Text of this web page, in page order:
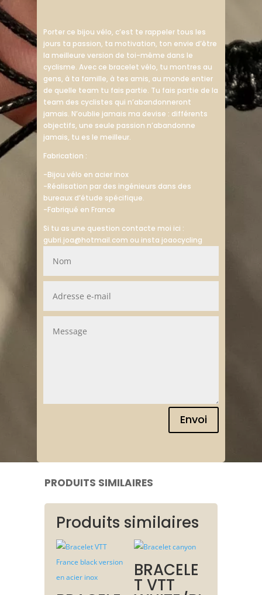
Porter ce bijou vélo, c’est te rappeler tous les
jours ta passion, ta motivation, ton envie d’être
la meilleure version de toi-même dans le
cyclisme. Avec ce bracelet vélo, tu montres au
gens, à ta famille, à tes amis, au monde entier
de quelle team tu fais partie. Tu fais partie de la
team des cyclistes qui n’abandonneront
jamais. N’oublie jamais ma devise : différents
objectifs, une seule passion n’abandonne
jamais, tu es le meilleur.
Fabrication :
-Bijou vélo en acier inox
-Réalisation par des ingénieurs dans des
bureaux d’étude spécifique.
-Fabriqué en France
Si tu as une question contacte moi ici :
gubri.joa@hotmail.com ou insta joaocycling
Envoi
PRODUITS SIMILAIRES
Produits similaires
BRACELE
T VTT